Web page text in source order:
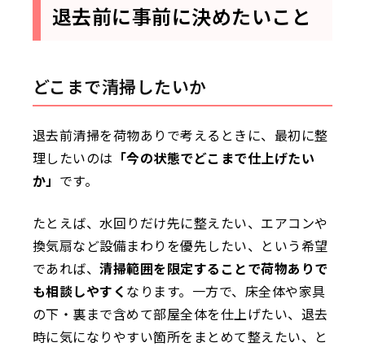
退去前に事前に決めたいこと
どこまで清掃したいか
退去前清掃を荷物ありで考えるときに、最初に整
理したいのは 「今の状態でどこまで仕上げたい
か」 です。
たとえば、水回りだけ先に整えたい、エアコンや
換気扇など設備まわりを優先したい、という希望
であれば、清掃範囲を限定することで荷物ありで
も相談しやすく なります。一方で、床全体や家具
の下・裏まで含めて部屋全体を仕上げたい、退去
時に気になりやすい箇所をまとめて整えたい、と